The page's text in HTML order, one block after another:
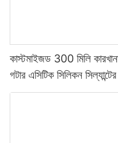
কাস্টমাইজড 300 মিলি
গটার এসিটিক সিলিকন